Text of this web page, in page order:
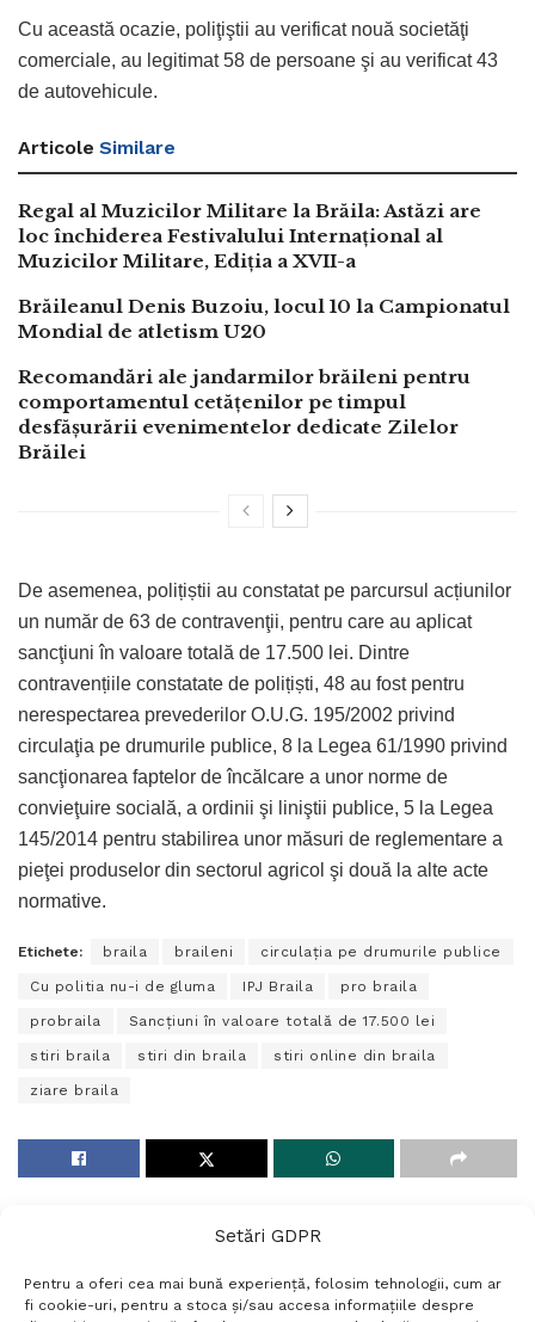
Setări GDPR
Pentru a oferi cea mai bună experiență, folosim tehnologii, cum ar
fi cookie-uri, pentru a stoca și/sau accesa informațiile despre
Cu această ocazie, poliţiştii au verificat nouă societăţi
comerciale, au legitimat 58 de persoane şi au verificat 43
de autovehicule.
Articole Similare
Regal al Muzicilor Militare la Brăila: Astăzi are
loc închiderea Festivalului Internațional al
Muzicilor Militare, Ediția a XVII-a
Brăileanul Denis Buzoiu, locul 10 la Campionatul
Mondial de atletism U20
Recomandări ale jandarmilor brăileni pentru
comportamentul cetățenilor pe timpul
desfășurării evenimentelor dedicate Zilelor
Brăilei
De asemenea, polițiștii au constatat pe parcursul acțiunilor
un număr de 63 de contravenţii, pentru care au aplicat
sancţiuni în valoare totală de 17.500 lei. Dintre
contravențiile constatate de polițiști, 48 au fost pentru
nerespectarea prevederilor O.U.G. 195/2002 privind
circulaţia pe drumurile publice, 8 la Legea 61/1990 privind
sancţionarea faptelor de încălcare a unor norme de
convieţuire socială, a ordinii şi liniştii publice, 5 la Legea
145/2014 pentru stabilirea unor măsuri de reglementare a
pieţei produselor din sectorul agricol şi două la alte acte
normative.
Etichete: braila braileni circulaţia pe drumurile publice
Cu politia nu-i de gluma IPJ Braila pro braila
probraila Sancţiuni în valoare totală de 17.500 lei
stiri braila stiri din braila stiri online din braila
ziare braila